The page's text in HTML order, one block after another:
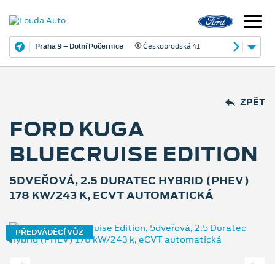
Praha 9 – Dolní Počernice Českobrodská 41
ZPĚT
FORD KUGA
BLUECRUISE EDITION
5DVEŘOVÁ, 2.5 DURATEC HYBRID (PHEV)
178 KW/243 K, ECVT AUTOMATICKÁ
PŘEDVÁDĚCÍ VŮZ